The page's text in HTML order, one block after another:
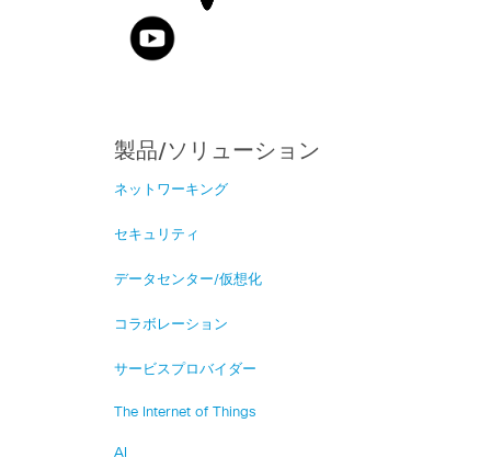
製品/ソリューション
ネットワーキング
セキュリティ
データセンター/仮想化
コラボレーション
サービスプロバイダー
The Internet of Things
AI